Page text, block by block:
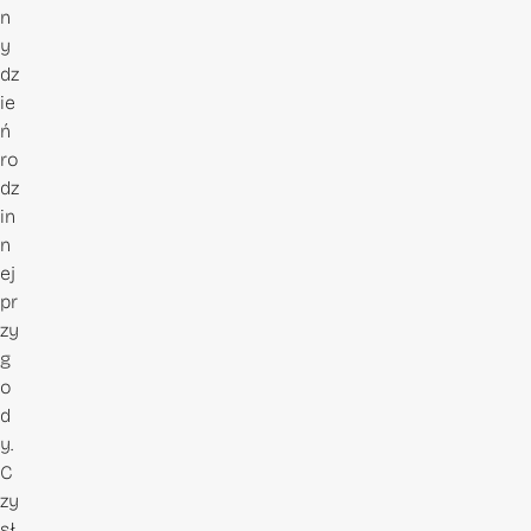
n
y
dz
ie
ń
ro
dz
in
n
ej
pr
zy
g
o
d
y.
C
zy